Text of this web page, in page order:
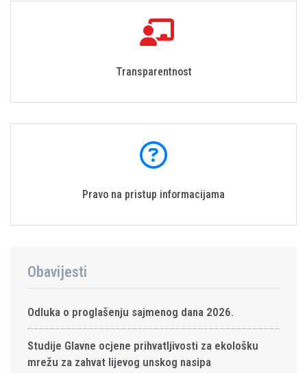
Transparentnost
Pravo na pristup informacijama
Obavijesti
Odluka o proglašenju sajmenog dana 2026.
Studije Glavne ocjene prihvatljivosti za ekološku
mrežu za zahvat lijevog unskog nasipa